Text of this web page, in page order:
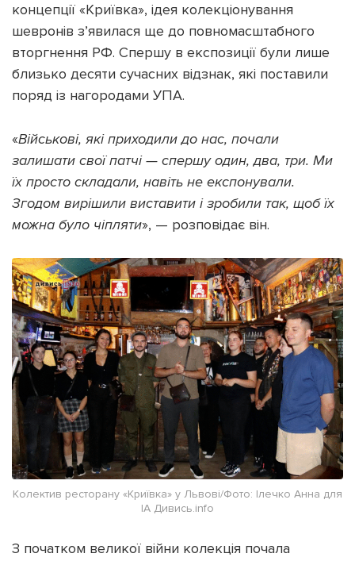
концепції «Криївка», ідея колекціонування
шевронів з’явилася ще до повномасштабного
вторгнення РФ. Спершу в експозиції були лише
близько десяти сучасних відзнак, які поставили
поряд із нагородами УПА.
«Військові, які приходили до нас, почали
залишати свої патчі — спершу один, два, три. Ми
їх просто складали, навіть не експонували.
Згодом вирішили виставити і зробили так, щоб їх
можна було чіпляти», — розповідає він.
Колектив ресторану «Криївка» у Львові/Фото: Ілечко Анна для
ІА Дивись.info
З початком великої війни колекція почала